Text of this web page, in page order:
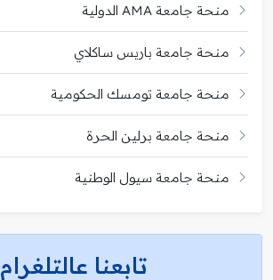
منحة جامعة AMA الدولية
منحة جامعة باريس ساكلاي
منحة جامعة تومسك الحكومية
منحة جامعة برلين الحرة
منحة جامعة سيول الوطنية
تابعنا عالتلغرام